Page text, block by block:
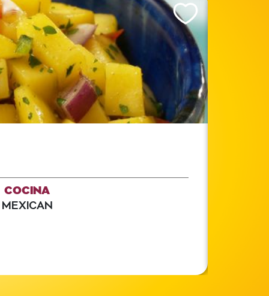
Like This Recipe
COCINA
MEXICAN